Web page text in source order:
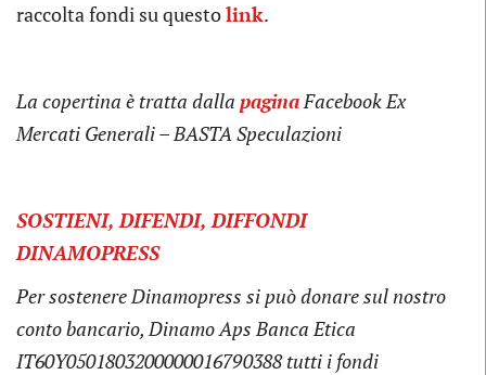
raccolta fondi su questolink.
La copertina è tratta dalla paginaFacebook Ex
Mercati Generali – BASTA Speculazioni
SOSTIENI, DIFENDI, DIFFONDI
DINAMOPRESS
Per sostenere Dinamopress si può donare sul nostro
conto bancario, Dinamo Aps Banca Etica
IT60Y0501803200000016790388 tutti i fondi